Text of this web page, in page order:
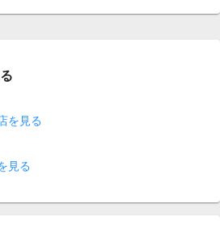
を見る
見る